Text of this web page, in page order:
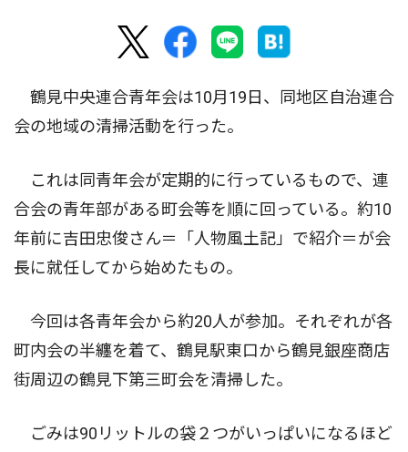
鶴見中央連合青年会は10月19日、同地区自治連合
会の地域の清掃活動を行った。
これは同青年会が定期的に行っているもので、連
合会の青年部がある町会等を順に回っている。約10
年前に吉田忠俊さん＝「人物風土記」で紹介＝が会
長に就任してから始めたもの。
今回は各青年会から約20人が参加。それぞれが各
町内会の半纏を着て、鶴見駅東口から鶴見銀座商店
街周辺の鶴見下第三町会を清掃した。
ごみは90リットルの袋２つがいっぱいになるほど